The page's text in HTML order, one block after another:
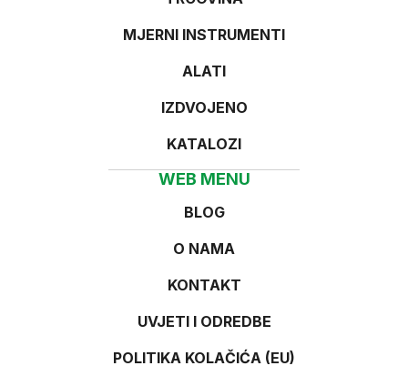
MJERNI INSTRUMENTI
ALATI
IZDVOJENO
KATALOZI
WEB MENU
BLOG
O NAMA
KONTAKT
UVJETI I ODREDBE
POLITIKA KOLAČIĆA (EU)